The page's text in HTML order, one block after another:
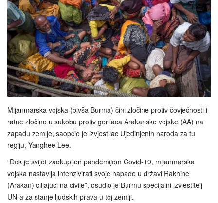
Mijanmarska vojska (bivša Burma) čini zločine protiv čovječnosti i
ratne zločine u sukobu protiv gerilaca Arakanske vojske (AA) na
zapadu zemlje, saopćio je izvjestilac Ujedinjenih naroda za tu
regiju, Yanghee Lee.
“Dok je svijet zaokupljen pandemijom Covid-19, mijanmarska
vojska nastavlja intenzivirati svoje napade u državi Rakhine
(Arakan) ciljajući na civile”, osudio je Burmu specijalni izvjestitelj
UN-a za stanje ljudskih prava u toj zemlji.